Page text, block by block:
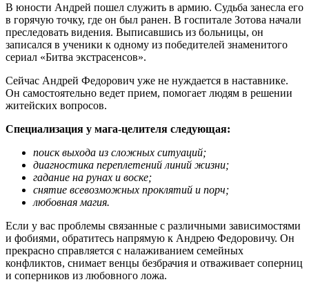
В юности Андрей пошел служить в армию. Судьба занесла его
в горячую точку, где он был ранен. В госпитале Зотова начали
преследовать видения. Выписавшись из больницы, он
записался в ученики к одному из победителей знаменитого
сериал «Битва экстрасенсов».
Сейчас Андрей Федорович уже не нуждается в наставнике.
Он самостоятельно ведет прием, помогает людям в решении
житейских вопросов.
Специализация у мага-целителя следующая:
поиск выхода из сложных ситуаций;
диагностика переплетений линий жизни;
гадание на рунах и воске;
снятие всевозможных проклятий и порч;
любовная магия.
Если у вас проблемы связанные с различными зависимостями
и фобиями, обратитесь напрямую к Андрею Федоровичу. Он
прекрасно справляется с налаживанием семейных
конфликтов, снимает венцы безбрачия и отваживает соперниц
и соперников из любовного ложа.